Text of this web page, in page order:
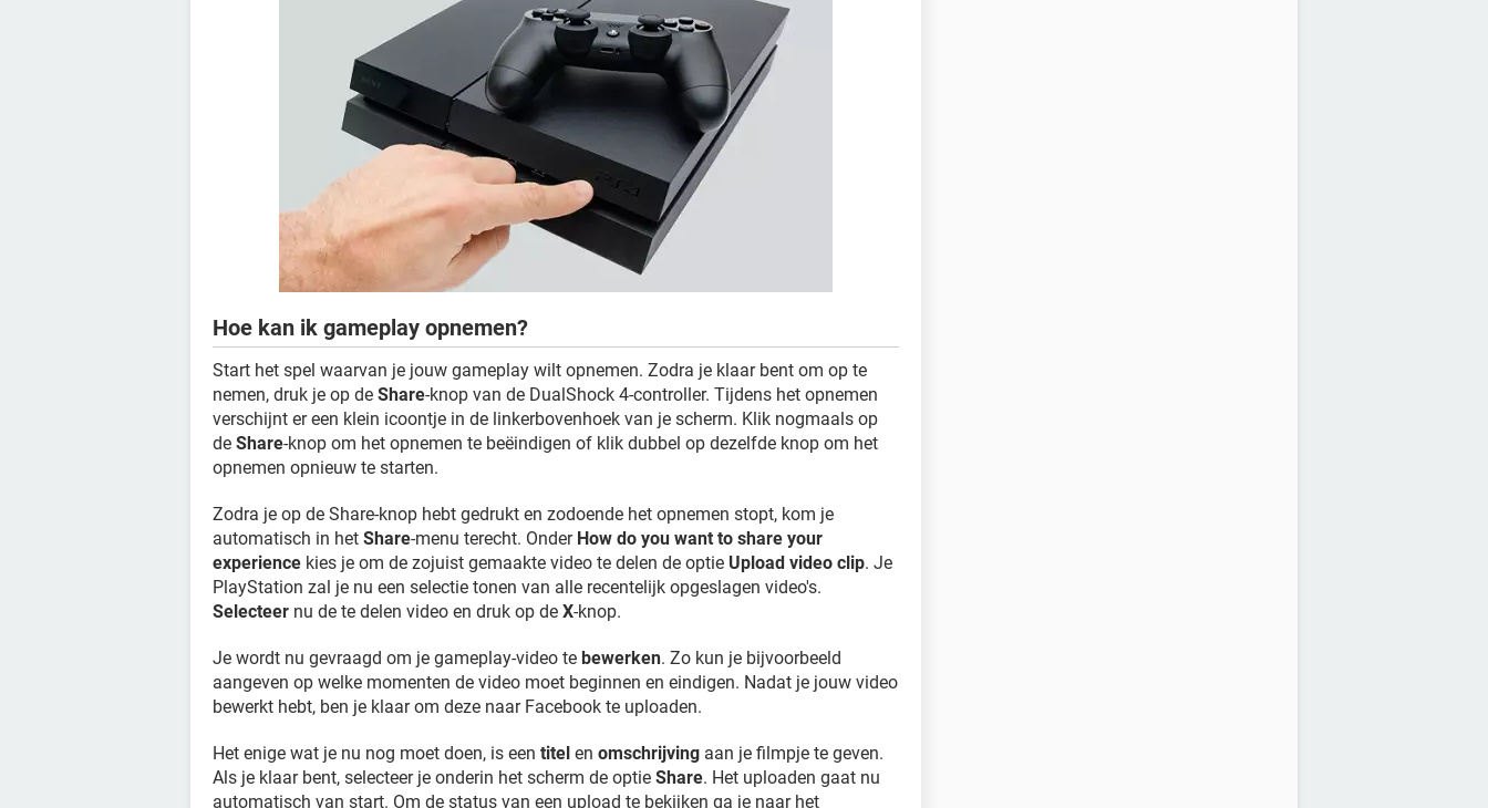
Hoe kan ik gameplay opnemen?
Start het spel waarvan je jouw gameplay wilt opnemen. Zodra je klaar bent om op te
nemen, druk je op de Share-knop van de DualShock 4-controller. Tijdens het opnemen
verschijnt er een klein icoontje in de linkerbovenhoek van je scherm. Klik nogmaals op
de Share-knop om het opnemen te beëindigen of klik dubbel op dezelfde knop om het
opnemen opnieuw te starten.
Zodra je op de Share-knop hebt gedrukt en zodoende het opnemen stopt, kom je
automatisch in het Share-menu terecht. Onder How do you want to share your
experience kies je om de zojuist gemaakte video te delen de optie Upload video clip. Je
PlayStation zal je nu een selectie tonen van alle recentelijk opgeslagen video's.
Selecteer nu de te delen video en druk op de X-knop.
Je wordt nu gevraagd om je gameplay-video te bewerken. Zo kun je bijvoorbeeld
aangeven op welke momenten de video moet beginnen en eindigen. Nadat je jouw video
bewerkt hebt, ben je klaar om deze naar Facebook te uploaden.
Het enige wat je nu nog moet doen, is een titel en omschrijving aan je filmpje te geven.
Als je klaar bent, selecteer je onderin het scherm de optie Share. Het uploaden gaat nu
automatisch van start. Om de status van een upload te bekijken ga je naar het